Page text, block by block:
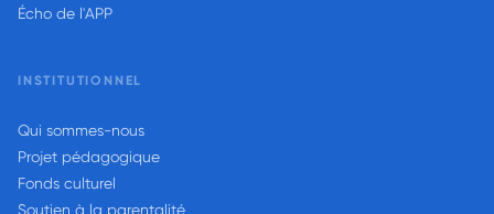
Écho de l'APP
INSTITUTIONNEL
Qui sommes-nous
Projet pédagogique
Fonds culturel
Soutien à la parentalité